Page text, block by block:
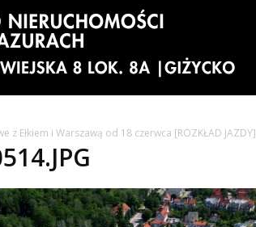
z Ełkiem i Warszawą od 18 czerwca [ROZKŁAD JAZDY]